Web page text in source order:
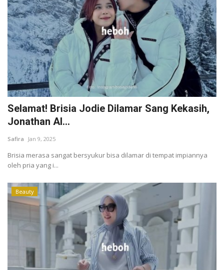
Selamat! Brisia Jodie Dilamar Sang Kekasih,
Jonathan Al...
Safira Jan 9, 2025
Brisia merasa sangat bersyukur bisa dilamar di tempat impiannya
oleh pria yang i...
Beauty